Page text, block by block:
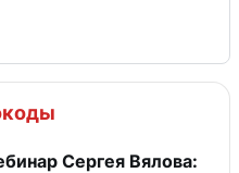
Сергея Вялова: